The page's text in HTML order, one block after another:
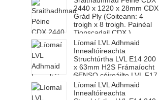
2440 x 1220 x 28mm CDX
Grád Ply (Coiteann: 4
troigh x 8 troigh. Painéal
Tionscadail CDX )
Líomaí LVL Adhmaid
Innealtóireachta
Struchtúrtha LVL E14 200
x 63mm H2S Frámaíocht
SENSO cóireáilte LVL F17
Líomaí LVL Adhmaid
Innealtóireachta